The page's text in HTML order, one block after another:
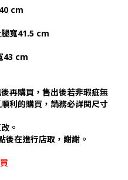
cm
寬41.5 cm
43 cm
再購買，售出後若非瑕疵無
利的購買，請務必詳閱尺寸
。
後在進行店取，謝謝。